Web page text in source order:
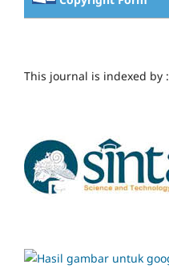
This journal is indexed by :